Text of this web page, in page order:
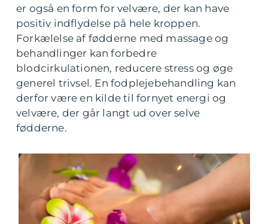
er også en form for velvære, der kan have
positiv indflydelse på hele kroppen.
Forkælelse af fødderne med massage og
behandlinger kan forbedre
blodcirkulationen, reducere stress og øge
generel trivsel. En fodplejebehandling kan
derfor være en kilde til fornyet energi og
velvære, der går langt ud over selve
fødderne.